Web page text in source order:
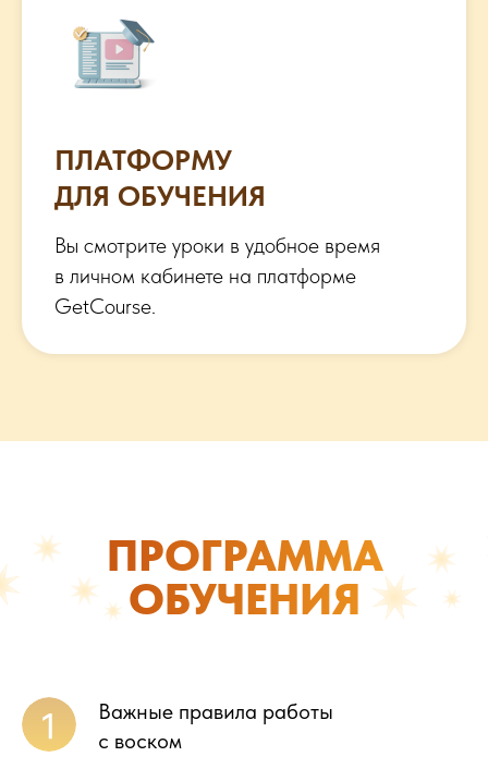
ПЛАТФОРМУ
ДЛЯ ОБУЧЕНИЯ
Вы смотрите уроки в удобное время
в личном кабинете на платформе
GetCourse.
ПРОГРАММА
ОБУЧЕНИЯ
Важные правила работы
с воском